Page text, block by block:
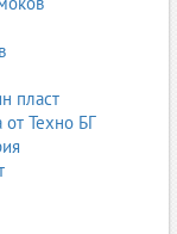
за технически
пласт
от Техно БГ